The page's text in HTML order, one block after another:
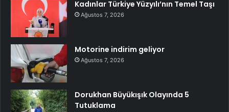
Kadınlar Türkiye Yüzyılı’nın Temel Taşı
Ağustos 7, 2026
Motorine indirim geliyor
Ağustos 7, 2026
Dorukhan Büyükışık Olayında 5
Tutuklama